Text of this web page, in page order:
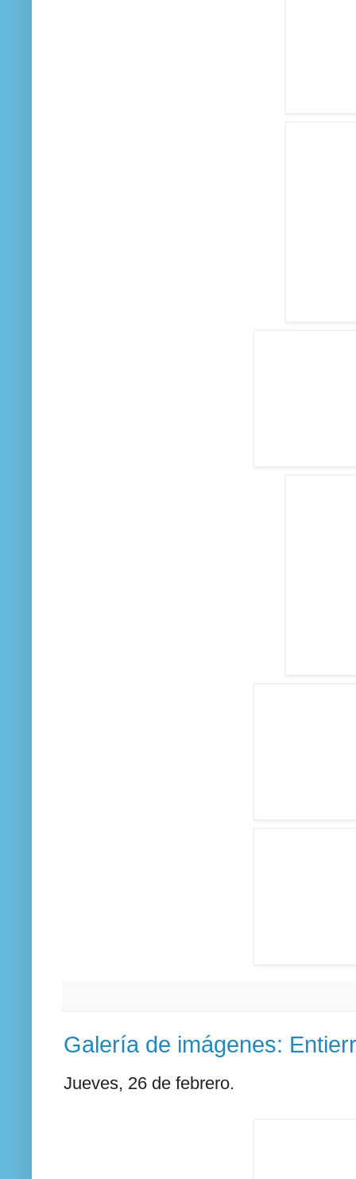
Galería de imágenes:
Jueves, 26 de febrero.